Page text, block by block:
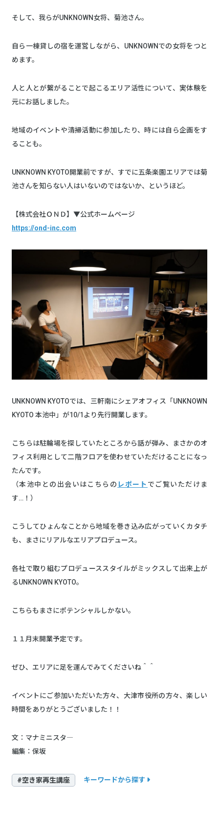
そして、我らがUNKNOWN女将、菊池さん。
自ら一棟貸しの宿を運営しながら、UNKNOWNでの女将をつと
めます。
人と人とが繋がることで起こるエリア活性について、実体験を
元にお話しました。
地域のイベントや清掃活動に参加したり、時には自ら企画をす
ることも。
UNKNOWN KYOTO開業前ですが、すでに五条楽園エリアでは菊
池さんを知らない人はいないのではないか、というほど。
【株式会社ＯＮＤ】▼公式ホームページ
https://ond-inc.com
UNKNOWN KYOTOでは、三軒南にシェアオフィス「UNKNOWN
KYOTO 本池中」が10/1より先行開業します。
こちらは駐輪場を探していたところから話が弾み、まさかのオ
フィス利用として二階フロアを使わせていただけることになっ
たんです。
（本池中との出会いはこちらの レポート でご覧いただけま
す…！）
こうしてひょんなことから地域を巻き込み広がっていくカタチ
も、まさにリアルなエリアプロデュース。
各社で取り組むプロデューススタイルがミックスして出来上が
るUNKNOWN KYOTO。
こちらもまさにポテンシャルしかない。
１１月末開業予定です。
ぜひ、エリアに足を運んでみてくださいね＾＾
イベントにご参加いただいた方々、大津市役所の方々、楽しい
時間をありがとうございました！！
文：マナミニスタ―
編集：保坂
#空き家再生講座 キーワードから探す